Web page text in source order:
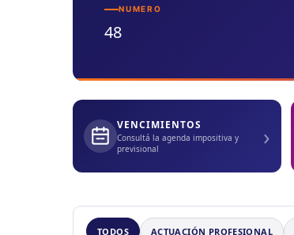
NUMERO
48
VENCIMIENTOS
Consultá la agenda impositiva y
previsional
›
TODOS ACTUACIÓN PROFESIONAL